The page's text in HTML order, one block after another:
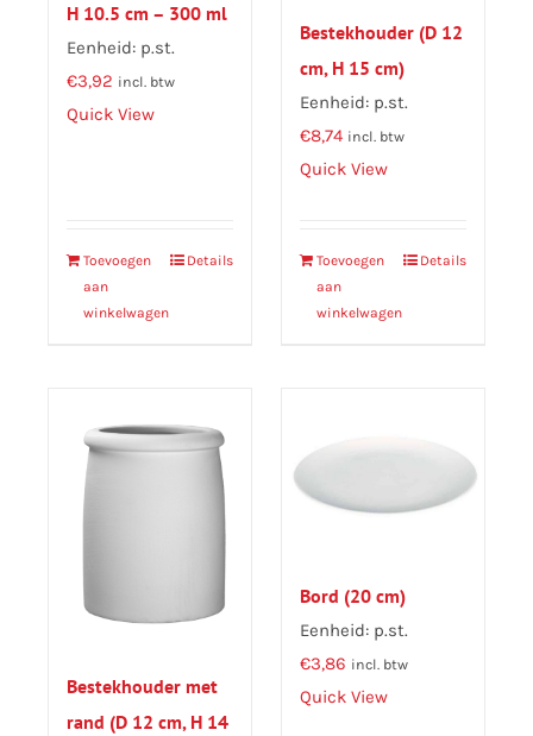
H 10.5 cm – 300 ml
Eenheid: p.st.
€3,92 incl. btw
Quick View
Toevoegen
aan
winkelwagen
Details
Bestekhouder (D 12
cm, H 15 cm)
Eenheid: p.st.
€8,74 incl. btw
Quick View
Toevoegen
aan
winkelwagen
Details
Bestekhouder met
rand (D 12 cm, H 14
Bord (20 cm)
Eenheid: p.st.
€3,86 incl. btw
Quick View